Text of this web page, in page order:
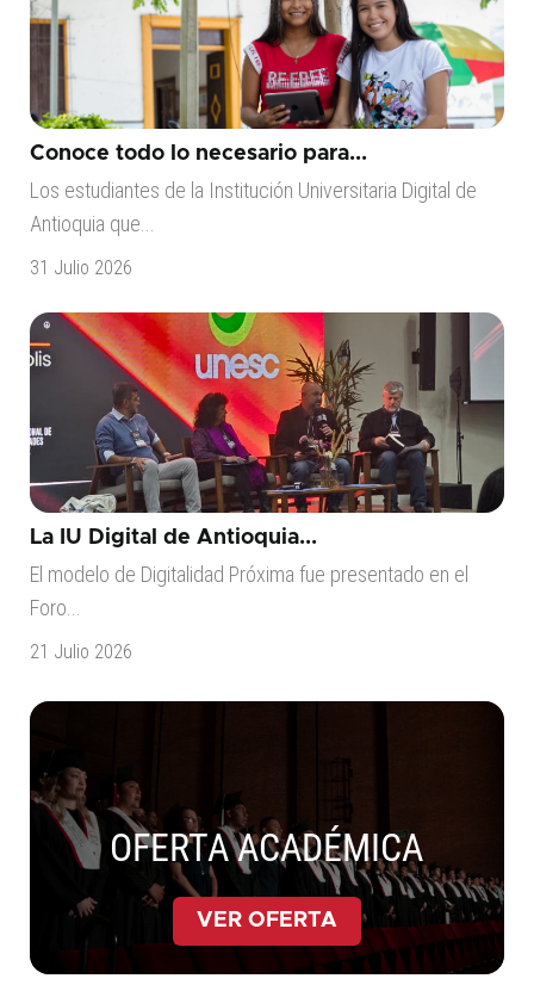
Conoce todo lo necesario para...
Los estudiantes de la Institución Universitaria Digital de
Antioquia que...
31 Julio 2026
La IU Digital de Antioquia...
El modelo de Digitalidad Próxima fue presentado en el
Foro...
21 Julio 2026
OFERTA ACADÉMICA
VER OFERTA